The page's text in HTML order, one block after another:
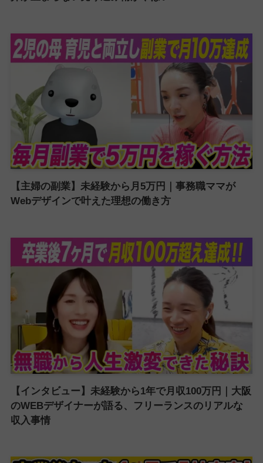
【主婦の副業】未経験から月5万円｜事務職ママが
Webデザインで叶えた理想の働き方
【インタビュー】未経験から1年で月収100万円｜大阪
のWEBデザイナーが語る、フリーランスのリアルな
収入事情